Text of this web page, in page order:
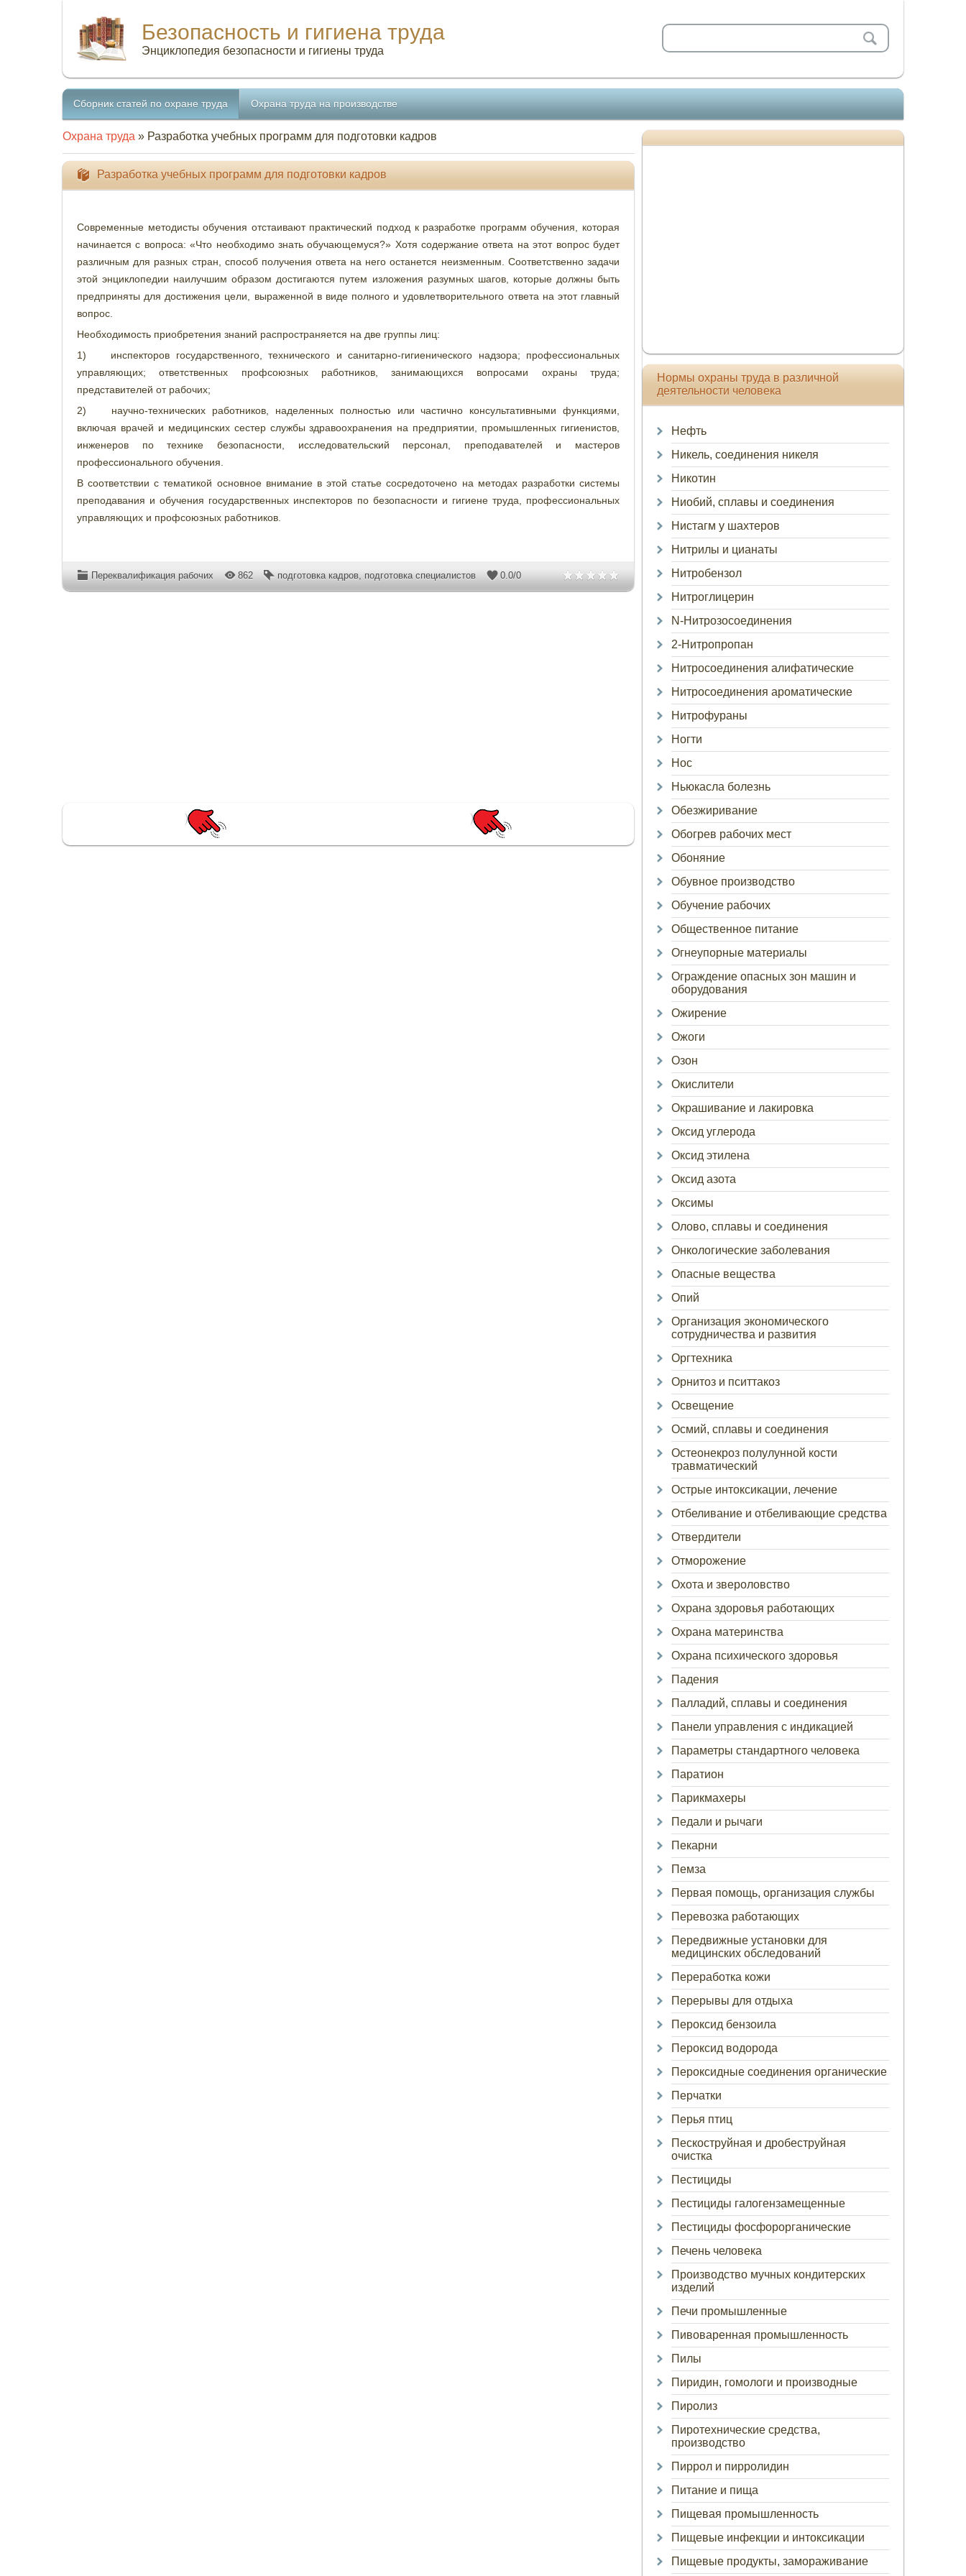
Безопасность и гигиена труда
Энциклопедия безопасности и гигиены труда
Сборник статей по охране труда Охрана труда на производстве
Охрана труда » Разработка учебных программ для подготовки кадров
Разработка учебных программ для подготовки кадров
Современные методисты обучения отстаивают практический подход к разработке программ обучения, которая
начинается с вопроса: «Что необходимо знать обучающемуся?» Хотя содержание ответа на этот вопрос будет
различным для разных стран, способ получения ответа на него останется неизменным. Соответственно задачи
этой энциклопедии наилучшим образом достигаются путем изложения разумных шагов, которые должны быть
предприняты для достижения цели, выраженной в виде полного и удовлетворительного ответа на этот главный
вопрос.
Необходимость приобретения знаний распространяется на две группы лиц:
1) инспекторов государственного, технического и санитарно-гигиенического надзора; профессиональных
управляющих; ответственных профсоюзных работников, занимающихся вопросами охраны труда;
представителей от рабочих;
2) научно-технических работников, наделенных полностью или частично консультативными функциями,
включая врачей и медицинских сестер службы здравоохранения на предприятии, промышленных гигиенистов,
инженеров по технике безопасности, исследовательский персонал, преподавателей и мастеров
профессионального обучения.
В соответствии с тематикой основное внимание в этой статье сосредоточено на методах разработки системы
преподавания и обучения государственных инспекторов по безопасности и гигиене труда, профессиональных
управляющих и профсоюзных работников.
Переквалификация рабочих 862 подготовка кадров, подготовка специалистов 0.0/0
Нормы охраны труда в различной
деятельности человека
Нефть
Никель, соединения никеля
Никотин
Ниобий, сплавы и соединения
Нистагм у шахтеров
Нитрилы и цианаты
Нитробензол
Нитроглицерин
N-Нитрозосоединения
2-Нитропропан
Нитросоединения алифатические
Нитросоединения ароматические
Нитрофураны
Ногти
Нос
Ньюкасла болезнь
Обезжиривание
Обогрев рабочих мест
Обоняние
Обувное производство
Обучение рабочих
Общественное питание
Огнеупорные материалы
Ограждение опасных зон машин и
оборудования
Ожирение
Ожоги
Озон
Окислители
Окрашивание и лакировка
Оксид углерода
Оксид этилена
Оксид азота
Оксимы
Олово, сплавы и соединения
Онкологические заболевания
Опасные вещества
Опий
Организация экономического
сотрудничества и развития
Оргтехника
Орнитоз и пситтакоз
Освещение
Осмий, сплавы и соединения
Остеонекроз полулунной кости
травматический
Острые интоксикации, лечение
Отбеливание и отбеливающие средства
Отвердители
Отморожение
Охота и звероловство
Охрана здоровья работающих
Охрана материнства
Охрана психического здоровья
Падения
Палладий, сплавы и соединения
Панели управления с индикацией
Параметры стандартного человека
Паратион
Парикмахеры
Педали и рычаги
Пекарни
Пемза
Первая помощь, организация службы
Перевозка работающих
Передвижные установки для
медицинских обследований
Переработка кожи
Перерывы для отдыха
Пероксид бензоила
Пероксид водорода
Пероксидные соединения органические
Перчатки
Перья птиц
Пескоструйная и дробеструйная
очистка
Пестициды
Пестициды галогензамещенные
Пестициды фосфорорганические
Печень человека
Производство мучных кондитерских
изделий
Печи промышленные
Пивоваренная промышленность
Пилы
Пиридин, гомологи и производные
Пиролиз
Пиротехнические средства,
производство
Пиррол и пирролидин
Питание и пища
Пищевая промышленность
Пищевые инфекции и интоксикации
Пищевые продукты, замораживание